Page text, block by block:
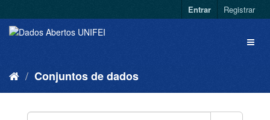
Entrar Registrar
Conjuntos de dados